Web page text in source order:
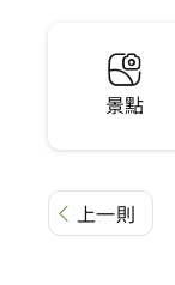
景點
上一則